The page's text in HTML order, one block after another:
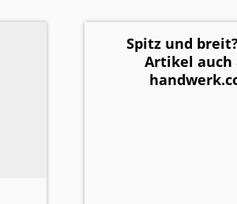
Spitz und
Artikel auch